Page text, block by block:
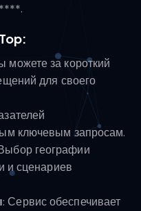
можете за короткий
для своего
ключевым запросам.
географии
и сценариев
: Сервис обеспечивает